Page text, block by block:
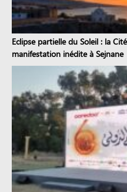
Eclipse partielle du Soleil : la
manifestation inédite à Sejnane